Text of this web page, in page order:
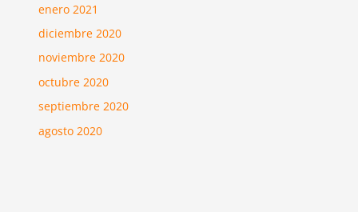
enero 2021
diciembre 2020
noviembre 2020
octubre 2020
septiembre 2020
agosto 2020